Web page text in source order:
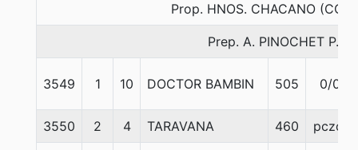
Prop. HNOS. CHACANO
Prep. A. PINOCHET P.
3549 1 10 DOCTOR BAMBIN 505 0/0
3550 2 4 TARAVANA 460 pczo.